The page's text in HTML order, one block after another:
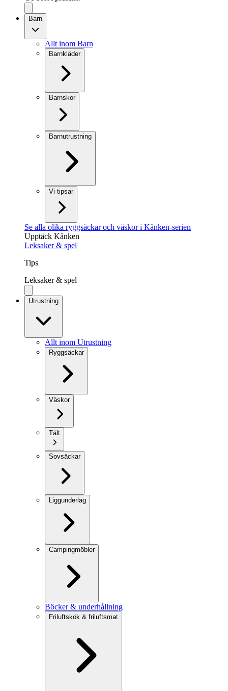
Barn
Allt inom Barn
Barnkläder
Barnskor
Barnutrustning
Vi tipsar
Se alla olika ryggsäckar och väskor i Kånken-serien
Upptäck Kånken
Leksaker & spel
Tips
Leksaker & spel
Utrustning
Allt inom Utrustning
Ryggsäckar
Väskor
Tält
Sovsäckar
Liggunderlag
Campingmöbler
Böcker & underhållning
Friluftskök & friluftsmat